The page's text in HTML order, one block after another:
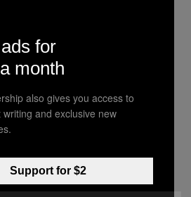
GETTY IMAGES
to Send a
Drone Into
the Moon
for
month
also gives you access to
and exclusive new
Support for $2